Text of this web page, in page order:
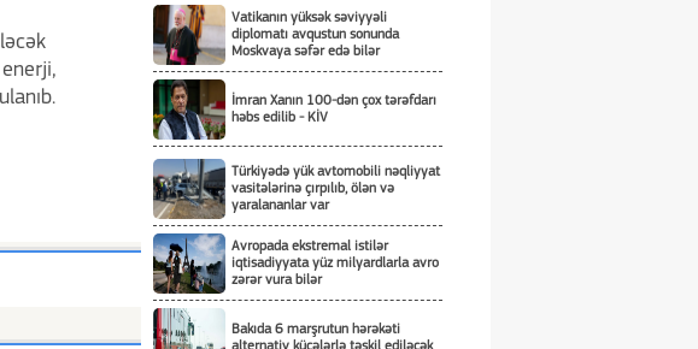
Vatikanın yüksək səviyyəli
diplomatı avqustun sonunda
Moskvaya səfər edə bilər
İmran Xanın 100-dən çox tərəfdarı
həbs edilib - KİV
Türkiyədə yük avtomobili nəqliyyat
vasitələrinə çırpılıb, ölən və
yaralananlar var
Avropada ekstremal istilər
iqtisadiyyata yüz milyardlarla avro
zərər vura bilər
Bakıda 6 marşrutun hərəkəti